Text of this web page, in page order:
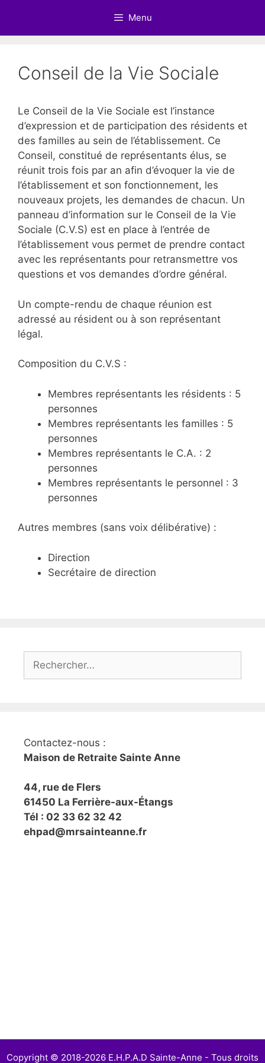
contenu
Menu
Conseil de la Vie Sociale
Le Conseil de la Vie Sociale est l’instance
d’expression et de participation des résidents et
des familles au sein de l’établissement. Ce
Conseil, constitué de représentants élus, se
réunit trois fois par an afin d’évoquer la vie de
l’établissement et son fonctionnement, les
nouveaux projets, les demandes de chacun. Un
panneau d’information sur le Conseil de la Vie
Sociale (C.V.S) est en place à l’entrée de
l’établissement vous permet de prendre contact
avec les représentants pour retransmettre vos
questions et vos demandes d’ordre général.
Un compte-rendu de chaque réunion est
adressé au résident ou à son représentant
légal.
Composition du C.V.S :
Membres représentants les résidents : 5
personnes
Membres représentants les familles : 5
personnes
Membres représentants le C.A. : 2
personnes
Membres représentants le personnel : 3
personnes
Autres membres (sans voix délibérative) :
Direction
Secrétaire de direction
Contactez-nous :
Maison de Retraite Sainte Anne
44, rue de Flers
61450 La Ferrière-aux-Étangs
Tél : 02 33 62 32 42
ehpad@mrsainteanne.fr
Copyright © 2018-2026 E.H.P.A.D Sainte-Anne - Tous droits